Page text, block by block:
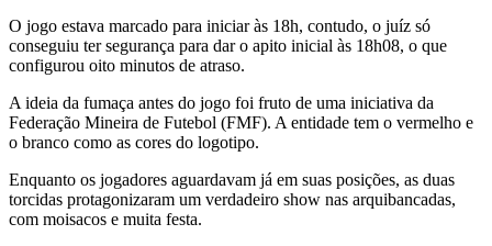
O jogo estava marcado para iniciar às 18h, contudo, o juíz só
conseguiu ter segurança para dar o apito inicial às 18h08, o que
configurou oito minutos de atraso.
A ideia da fumaça antes do jogo foi fruto de uma iniciativa da
Federação Mineira de Futebol (FMF). A entidade tem o vermelho e
o branco como as cores do logotipo.
Enquanto os jogadores aguardavam já em suas posições, as duas
torcidas protagonizaram um verdadeiro show nas arquibancadas,
com moisacos e muita festa.